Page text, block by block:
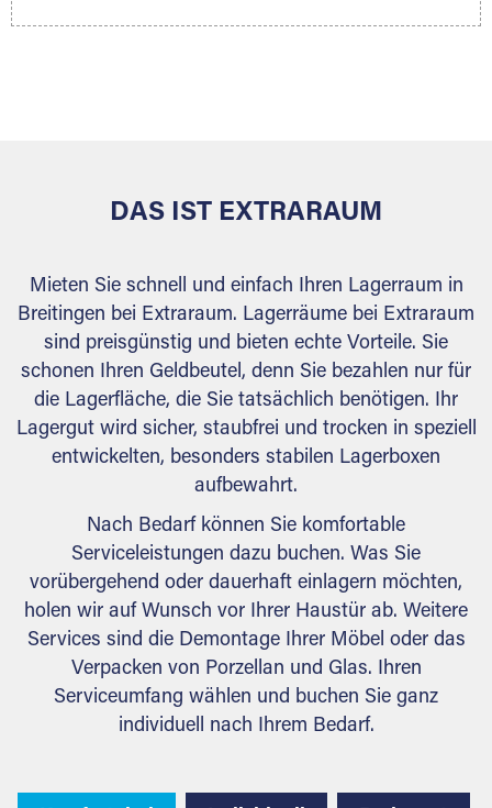
Ihr Lagergut wird bei Ihrem Extraraum Partner
DAS IST EXTRARAUM
Mieten Sie schnell und einfach Ihren Lagerraum in
Breitingen bei Extraraum. Lagerräume bei Extraraum
sind preisgünstig und bieten echte Vorteile. Sie
schonen Ihren Geldbeutel, denn Sie bezahlen nur für
die Lagerfläche, die Sie tatsächlich benötigen. Ihr
Lagergut wird sicher, staubfrei und trocken in speziell
entwickelten, besonders stabilen Lagerboxen
aufbewahrt.
Nach Bedarf können Sie komfortable
Serviceleistungen dazu buchen. Was Sie
vorübergehend oder dauerhaft einlagern möchten,
holen wir auf Wunsch vor Ihrer Haustür ab. Weitere
Services sind die Demontage Ihrer Möbel oder das
Verpacken von Porzellan und Glas. Ihren
Serviceumfang wählen und buchen Sie ganz
individuell nach Ihrem Bedarf.